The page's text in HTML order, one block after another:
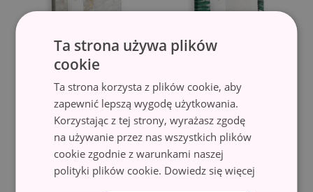
Tablica korkowa na
ścianę
Dekoracyjny marmur(#tkork-
pion-569853541)
237.99 zł
ścianę
Ramka Monstery
243255881)
Ta strona używa plików
cookie
Ta strona korzysta z plików cookie, aby
zapewnić lepszą wygodę użytkowania.
Korzystając z tej strony, wyrażasz zgodę
na używanie przez nas wszystkich plików
cookie zgodnie z warunkami naszej
polityki plików cookie. Dowiedz się więcej